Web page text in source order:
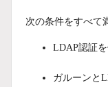
次の条件をすべて
LDAP認証を
ガルーンと